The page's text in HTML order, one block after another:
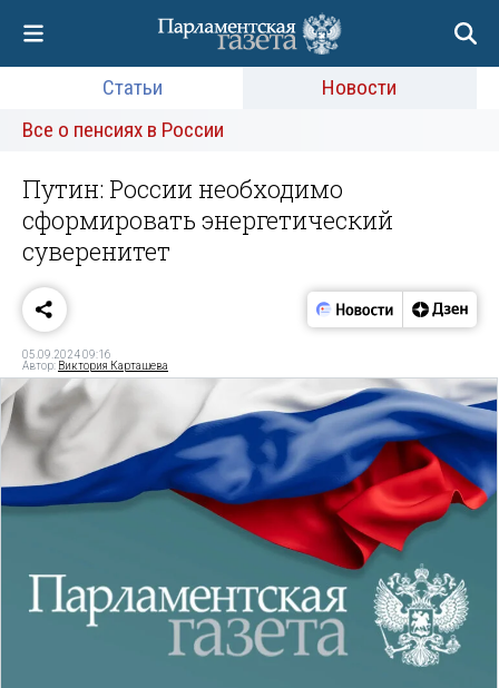
Статьи
Новости
Все о пенсиях в России
Путин: России необходимо
сформировать энергетический
суверенитет
05.09.2024 09:16
Автор: Виктория Карташева